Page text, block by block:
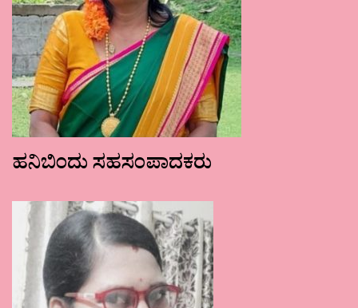
ಹನಿಬಿಂದು ಸಹಸಂಪಾದಕರು